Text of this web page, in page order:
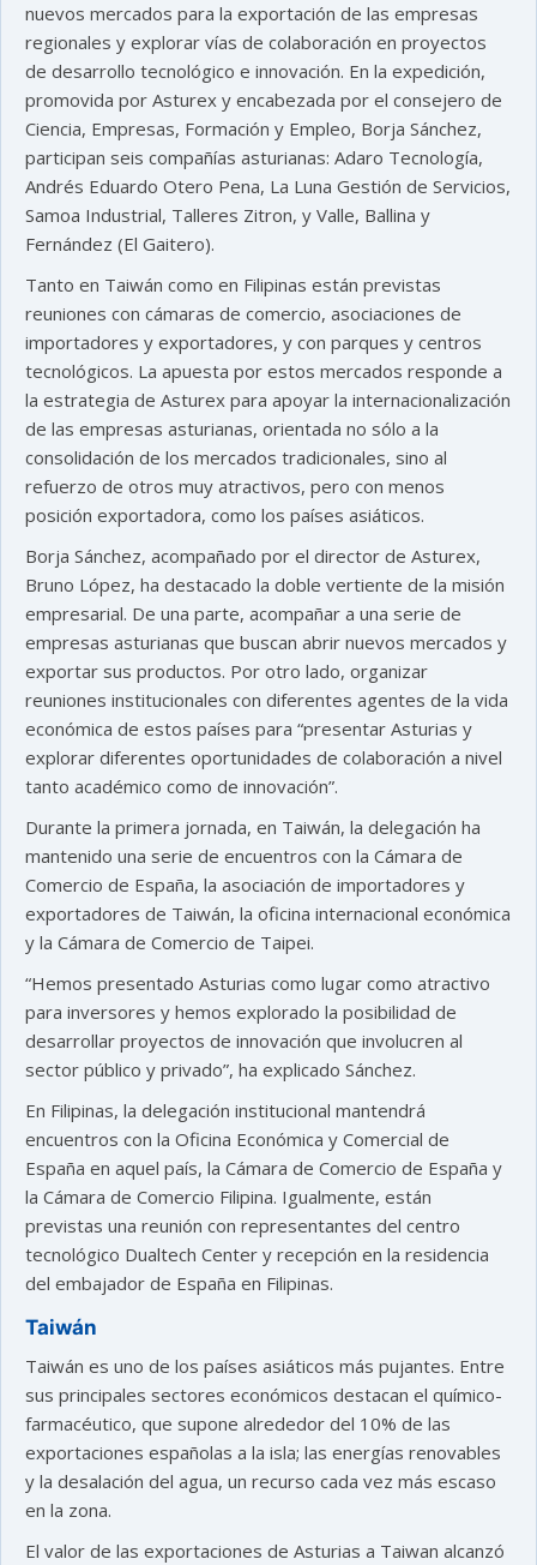
nuevos mercados para la exportación de las empresas
regionales y explorar vías de colaboración en proyectos
de desarrollo tecnológico e innovación. En la expedición,
promovida por Asturex y encabezada por el consejero de
Ciencia, Empresas, Formación y Empleo, Borja Sánchez,
participan seis compañías asturianas: Adaro Tecnología,
Andrés Eduardo Otero Pena, La Luna Gestión de Servicios,
Samoa Industrial, Talleres Zitron, y Valle, Ballina y
Fernández (El Gaitero).
Tanto en Taiwán como en Filipinas están previstas
reuniones con cámaras de comercio, asociaciones de
importadores y exportadores, y con parques y centros
tecnológicos. La apuesta por estos mercados responde a
la estrategia de Asturex para apoyar la internacionalización
de las empresas asturianas, orientada no sólo a la
consolidación de los mercados tradicionales, sino al
refuerzo de otros muy atractivos, pero con menos
posición exportadora, como los países asiáticos.
Borja Sánchez, acompañado por el director de Asturex,
Bruno López, ha destacado la doble vertiente de la misión
empresarial. De una parte, acompañar a una serie de
empresas asturianas que buscan abrir nuevos mercados y
exportar sus productos. Por otro lado, organizar
reuniones institucionales con diferentes agentes de la vida
económica de estos países para “presentar Asturias y
explorar diferentes oportunidades de colaboración a nivel
tanto académico como de innovación”.
Durante la primera jornada, en Taiwán, la delegación ha
mantenido una serie de encuentros con la Cámara de
Comercio de España, la asociación de importadores y
exportadores de Taiwán, la oficina internacional económica
y la Cámara de Comercio de Taipei.
“Hemos presentado Asturias como lugar como atractivo
para inversores y hemos explorado la posibilidad de
desarrollar proyectos de innovación que involucren al
sector público y privado”, ha explicado Sánchez.
En Filipinas, la delegación institucional mantendrá
encuentros con la Oficina Económica y Comercial de
España en aquel país, la Cámara de Comercio de España y
la Cámara de Comercio Filipina. Igualmente, están
previstas una reunión con representantes del centro
tecnológico Dualtech Center y recepción en la residencia
del embajador de España en Filipinas.
Taiwán
Taiwán es uno de los países asiáticos más pujantes. Entre
sus principales sectores económicos destacan el químico-
farmacéutico, que supone alrededor del 10% de las
exportaciones españolas a la isla; las energías renovables
y la desalación del agua, un recurso cada vez más escaso
en la zona.
El valor de las exportaciones de Asturias a Taiwan alcanzó